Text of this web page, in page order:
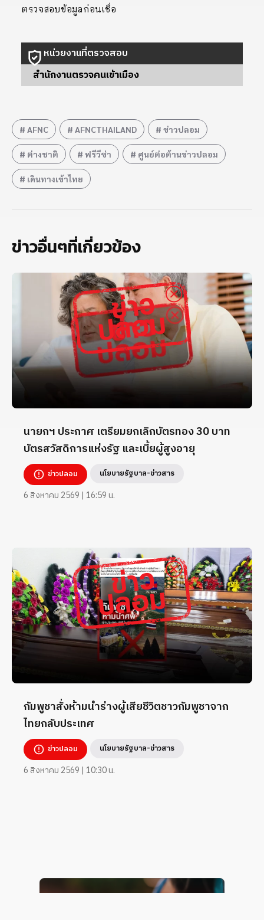
ตรวจสอบข้อมูลก่อนเชื่อ
หน่วยงานที่ตรวจสอบ
สำนักงานตรวจคนเข้าเมือง
AFNC AFNCTHAILAND ข่าวปลอม
ต่างชาติ ฟรีวีซ่า ศูนย์ต่อต้านข่าวปลอม
เดินทางเข้าไทย
ข่าวอื่นๆที่เกี่ยวข้อง
นายกฯ ประกาศ เตรียมยกเลิกบัตรทอง 30 บาท
บัตรสวัสดิการแห่งรัฐ และเบี้ยผู้สูงอายุ
ข่าวปลอม นโยบายรัฐบาล-ข่าวสาร
6 สิงหาคม 2569 | 16:59 น.
กัมพูชาสั่งห้ามนำร่างผู้เสียชีวิตชาวกัมพูชาจาก
ไทยกลับประเทศ
ข่าวปลอม นโยบายรัฐบาล-ข่าวสาร
6 สิงหาคม 2569 | 10:30 น.